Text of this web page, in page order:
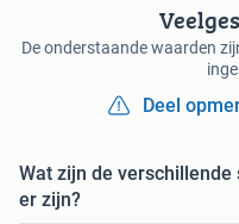
De onderstaande waarden
Deel
Wat zijn de
er zijn?